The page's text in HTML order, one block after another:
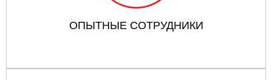
ОПЫТНЫЕ СОТРУДНИКИ